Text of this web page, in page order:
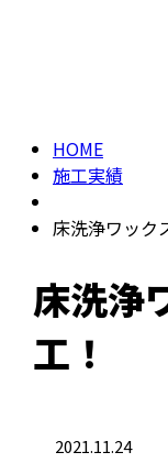
HOME
施工実績
床洗浄ワック
床洗浄
工！
2021.11.24